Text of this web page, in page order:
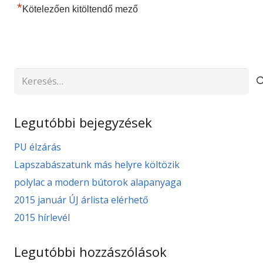
*Kötelezően kitöltendő mező
Keresés:
Legutóbbi bejegyzések
PU élzárás
Lapszabászatunk más helyre költözik
polylac a modern bútorok alapanyaga
2015 január ÚJ árlista elérhető
2015 hírlevél
Legutóbbi hozzászólások